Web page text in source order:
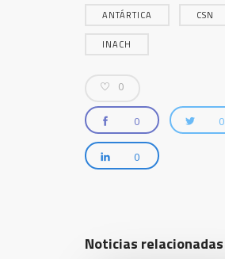
ANTÁRTICA CSN
INACH
0
0 0
0
Noticias relacionadas